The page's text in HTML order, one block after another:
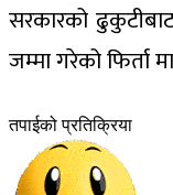
सरकारको
जम्मा गरेको फिर्ता
तपाईको प्रतिक्रिया